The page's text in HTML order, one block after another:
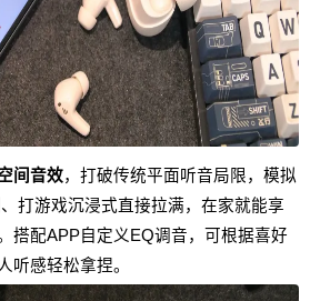
间音效，打破传统平面听音局限，模拟
打游戏沉浸式直接拉满，在家就能享
搭配APP自定义EQ调音，可根据喜好
听感轻松拿捏。